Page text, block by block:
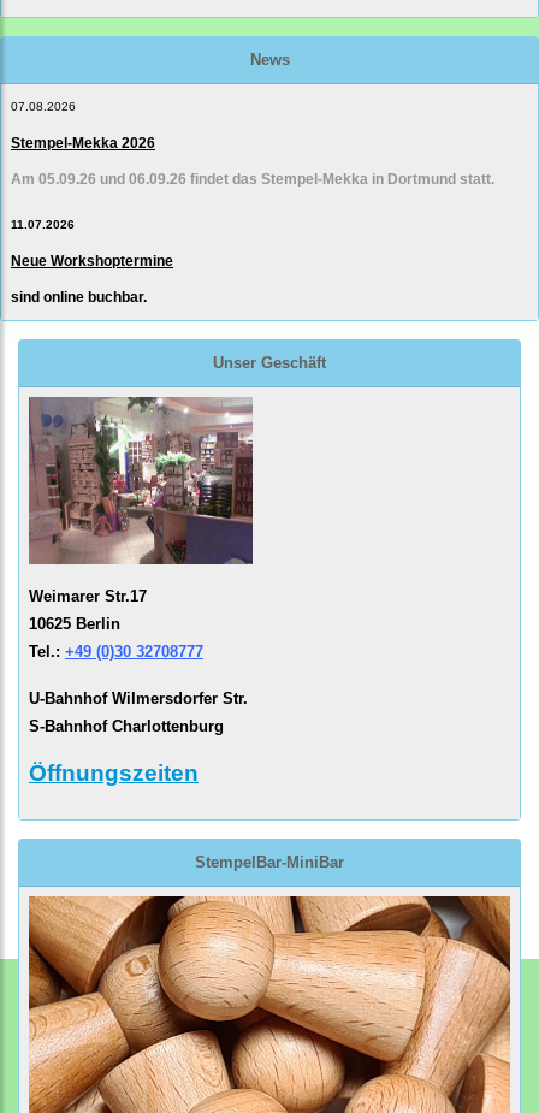
News
07.08.2026
Stempel-Mekka 2026
Am 05.09.26 und 06.09.26 findet das Stempel-Mekka in Dortmund statt.
11.07.2026
Neue Workshoptermine
sind online buchbar.
Unser Geschäft
Weimarer Str.17
10625 Berlin
Tel.: +49 (0)30 32708777
U-Bahnhof Wilmersdorfer Str.
S-Bahnhof Charlottenburg
Öffnungszeiten
StempelBar-MiniBar